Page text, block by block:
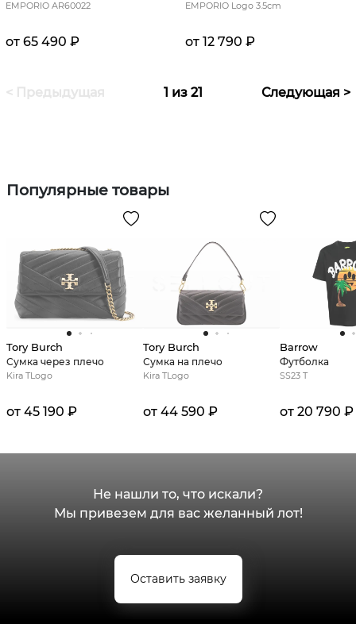
EMPORIO AR60022
от 65 490 ₽
EMPORIO Logo 3.5cm
от 12 790 ₽
< Предыдущая 1 из 21 Следующая >
Популярные товары
Tory Burch
Сумка через плечо
Kira TLogo
от 45 190 ₽
Tory Burch
Сумка на плечо
Kira TLogo
от 44 590 ₽
Barrow
Футболка
SS23 T
от 20 790 ₽
Не нашли то, что искали?
Мы привезем для вас желанный лот!
Оставить заявку